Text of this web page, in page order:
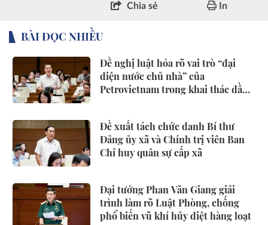
Chia sẻ In
BÀI ĐỌC NHIỀU
Đề nghị luật hóa rõ vai trò “đại
diện nước chủ nhà” của
Petrovietnam trong khai thác dầu
Đề xuất tách chức danh Bí thư
Đảng ủy xã và Chính trị viên Ban
Chỉ huy quân sự cấp xã
Đại tướng Phan Văn Giang giải
trình làm rõ Luật Phòng, chống
phổ biến vũ khí hủy diệt hàng loạt